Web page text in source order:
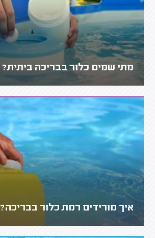
מתי שמים כלור בבריכה ביתית?
איך מורידים רמת כלור בבריכה?